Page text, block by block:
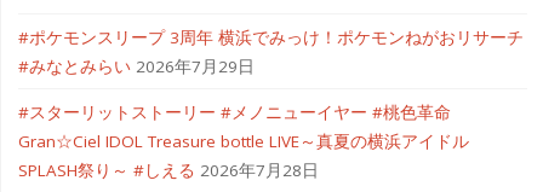
#ポケモンスリープ 3周年 横浜でみっけ！ポケモンねがおリサーチ
#みなとみらい 2026年7月29日
#スターリットストーリー #メノニューイヤー #桃色革命
Gran☆Ciel IDOL Treasure bottle LIVE～真夏の横浜アイドル
SPLASH祭り～ #しえる 2026年7月28日